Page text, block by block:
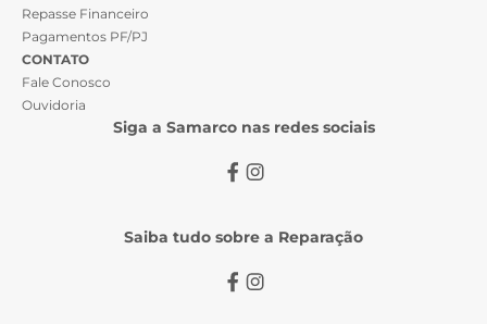
Repasse Financeiro
Pagamentos PF/PJ
CONTATO
Fale Conosco
Ouvidoria
Siga a Samarco nas redes sociais
Saiba tudo sobre a Reparação